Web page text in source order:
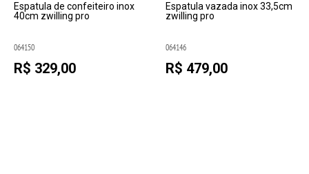
Espatula de confeiteiro inox
40cm zwilling pro
064150
R$ 329,00
Espatula vazada inox 33,5cm
zwilling pro
064146
R$ 479,00